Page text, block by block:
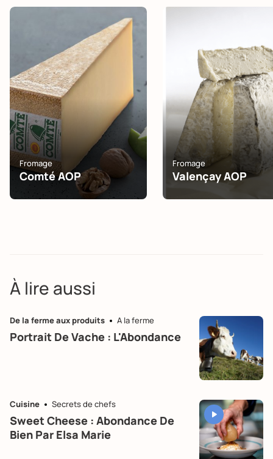
Fromage
Comté AOP
Fromage
Valençay AOP
À lire aussi
De la ferme aux produits A la ferme
Portrait De Vache : L'Abondance
Cuisine Secrets de chefs
Sweet Cheese : Abondance De
Bien Par Elsa Marie